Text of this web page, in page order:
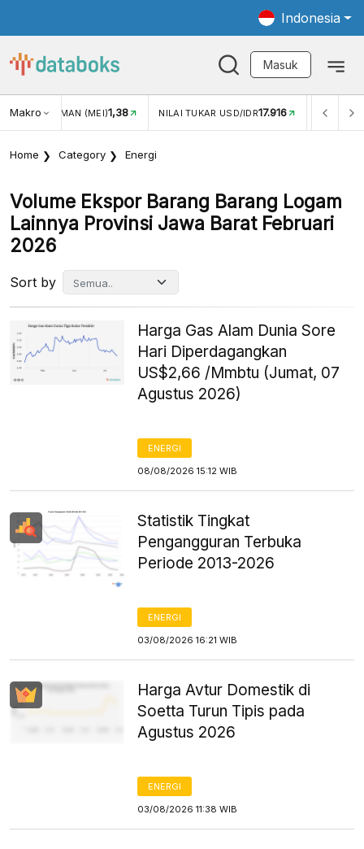
Indonesia
Masuk
Makro
1,38 NILAI TUKAR USD/IDR 17.916 INFLASI YOY (JUL) 2,88%
Home Category Energi
Volume Ekspor Barang Barang Logam
Lainnya Provinsi Jawa Barat Februari
2026
Sort by
Harga Gas Alam Dunia Sore
Hari Diperdagangkan
US$2,66 /Mmbtu (Jumat, 07
Agustus 2026)
ENERGI
08/08/2026 15:12 WIB
Statistik Tingkat
Pengangguran Terbuka
Periode 2013-2026
ENERGI
03/08/2026 16:21 WIB
Harga Avtur Domestik di
Soetta Turun Tipis pada
Agustus 2026
ENERGI
03/08/2026 11:38 WIB